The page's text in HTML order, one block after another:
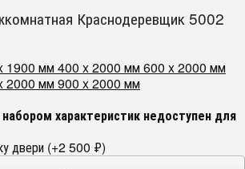
Краснодеревщик 5002
1900 мм400 x 2000 мм600 x 2000 мм
2000 мм900 x 2000 мм
характеристик недоступен для
двери (+2 500 ₽)